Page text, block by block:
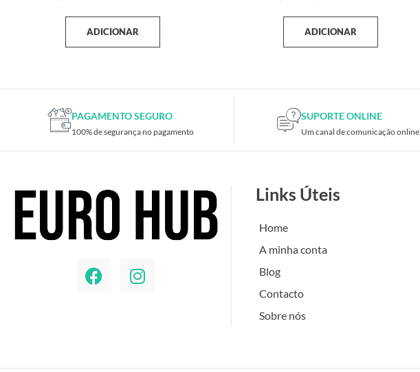
ADICIONAR ADICIONAR
PAGAMENTO SEGURO
100% de segurança no pagamento
SUPORTE ONLINE
Um canal de comunicação online
Links Úteis
Home
A minha conta
Blog
Contacto
Sobre nós